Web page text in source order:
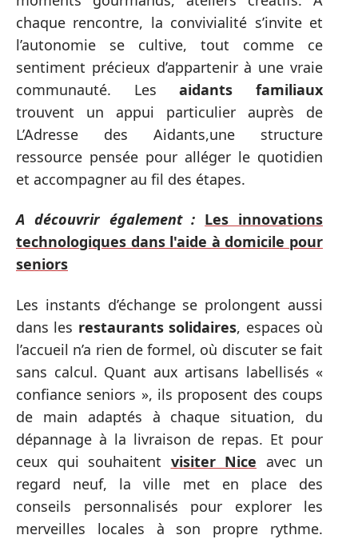
chaque rencontre, la convivialité s’invite et
l’autonomie se cultive, tout comme ce
sentiment précieux d’appartenir à une vraie
communauté. Lesaidants familiaux
trouvent un appui particulier auprès de
L’Adresse des Aidants,une structure
ressource pensée pour alléger le quotidien
et accompagner au fil des étapes.
A découvrir également : Les innovations
technologiques dans l'aide à domicile pour
seniors
Les instants d’échange se prolongent aussi
dans les restaurants solidaires, espaces où
l’accueil n’a rien de formel, où discuter se fait
sans calcul. Quant aux artisans labellisés «
confiance seniors », ils proposent des coups
de main adaptés à chaque situation, du
dépannage à la livraison de repas. Et pour
ceux qui souhaitent visiter Nice avec un
regard neuf, la ville met en place des
conseils personnalisés pour explorer les
merveilles locales à son propre rythme.